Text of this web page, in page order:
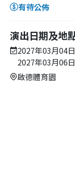
有待公佈
演出日期及地
2027年03月04
2027年03月06
啟德體育園